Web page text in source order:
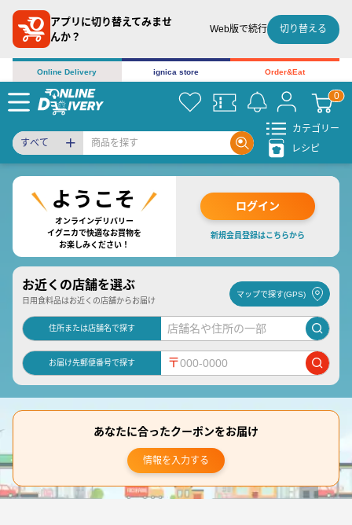
アプリに切り替えてみませ
んか？
Web版で続行 切り替える
Online Delivery ignica store Order&Eat
すべて
カテゴリー
レシピ
オンラインデリバリー
イグニカで快適なお買物を
お楽しみください！
ログイン
新規会員登録はこちらから
お近くの店舗を選ぶ
日用食料品はお近くの店舗からお届け
マップで探す(GPS)
住所または店舗名で探す
お届け先郵便番号で探す 〒
あなたに合ったクーポンをお届け
情報を入力する